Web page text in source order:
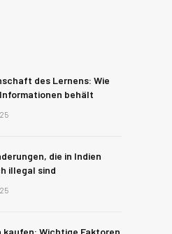
des Lernens: Wie
behält
die in Indien
illegal sind
kaufen: Wichtige Faktoren